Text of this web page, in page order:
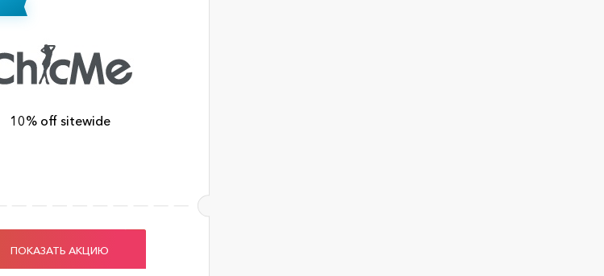
10% off sitewide
ПОКАЗАТЬ АКЦИЮ